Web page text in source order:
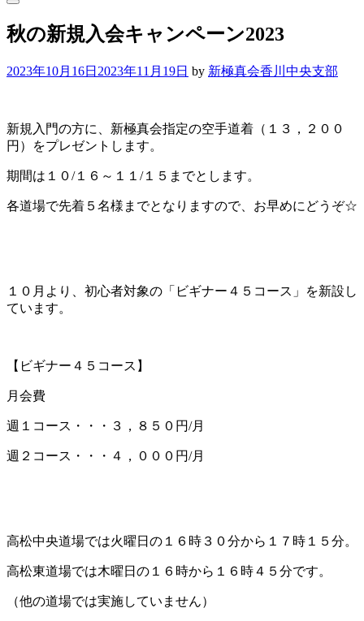
秋の新規入会キャンペーン2023
2023年10月16日 2023年11月19日 by 新極真会香川中央支部
新規入門の方に、新極真会指定の空手道着（１３，２００
円）をプレゼントします。
期間は１０/１６～１１/１５までとします。
各道場で先着５名様までとなりますので、お早めにどうぞ☆
１０月より、初心者対象の「ビギナー４５コース」を新設し
ています。
【ビギナー４５コース】
月会費
週１コース・・・３，８５０円/月
週２コース・・・４，０００円/月
高松中央道場では火曜日の１６時３０分から１７時１５分。
高松東道場では木曜日の１６時から１６時４５分です。
（他の道場では実施していません）